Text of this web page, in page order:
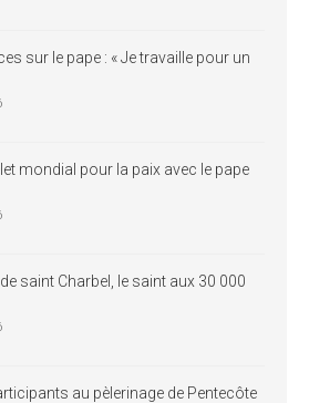
sur le pape : « Je travaille pour un
mondial pour la paix avec le pape
saint Charbel, le saint aux 30 000
au pèlerinage de Pentecôte